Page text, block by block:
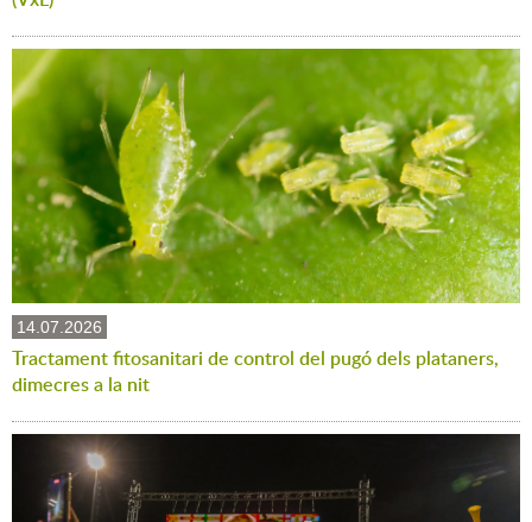
14.07.2026
Tractament fitosanitari de control del pugó dels plataners,
dimecres a la nit